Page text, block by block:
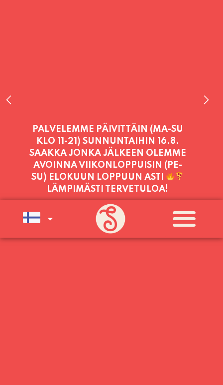
PALVELEMME TÄNÄÄN:
PERJANTAI11:00 - 21:00
PALVELEMME PÄIVITTÄIN (MA-SU
KLO 11-21) SUNNUNTAIHIN 16.8.
SAAKKA JONKA JÄLKEEN OLEMME
AVOINNA VIIKONLOPPUISIN (PE-
SU) ELOKUUN LOPPUUN ASTI
LÄMPIMÄSTI TERVETULOA!